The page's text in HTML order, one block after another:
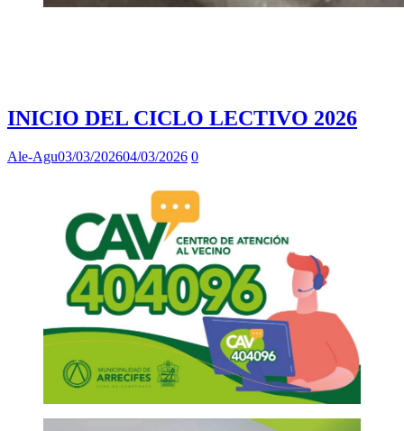
INICIO DEL CICLO LECTIVO 2026
Ale-Agu03/03/202604/03/2026 0